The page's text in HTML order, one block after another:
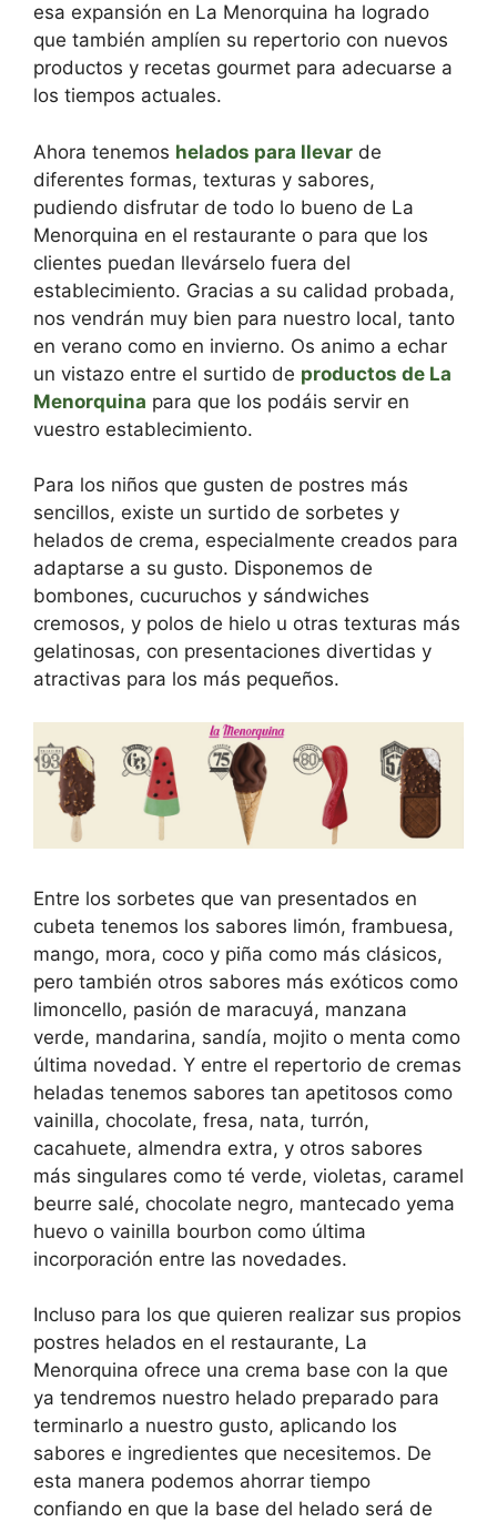
esa expansión en La Menorquina ha logrado
que también amplíen su repertorio con nuevos
productos y recetas gourmet para adecuarse a
los tiempos actuales.
Ahora tenemos helados para llevar de
diferentes formas, texturas y sabores,
pudiendo disfrutar de todo lo bueno de La
Menorquina en el restaurante o para que los
clientes puedan llevárselo fuera del
establecimiento. Gracias a su calidad probada,
nos vendrán muy bien para nuestro local, tanto
en verano como en invierno. Os animo a echar
un vistazo entre el surtido de productos de La
Menorquina para que los podáis servir en
vuestro establecimiento.
Para los niños que gusten de postres más
sencillos, existe un surtido de sorbetes y
helados de crema, especialmente creados para
adaptarse a su gusto. Disponemos de
bombones, cucuruchos y sándwiches
cremosos, y polos de hielo u otras texturas más
gelatinosas, con presentaciones divertidas y
atractivas para los más pequeños.
Entre los sorbetes que van presentados en
cubeta tenemos los sabores limón, frambuesa,
mango, mora, coco y piña como más clásicos,
pero también otros sabores más exóticos como
limoncello, pasión de maracuyá, manzana
verde, mandarina, sandía, mojito o menta como
última novedad. Y entre el repertorio de cremas
heladas tenemos sabores tan apetitosos como
vainilla, chocolate, fresa, nata, turrón,
cacahuete, almendra extra, y otros sabores
más singulares como té verde, violetas, caramel
beurre salé, chocolate negro, mantecado yema
huevo o vainilla bourbon como última
incorporación entre las novedades.
Incluso para los que quieren realizar sus propios
postres helados en el restaurante, La
Menorquina ofrece una crema base con la que
ya tendremos nuestro helado preparado para
terminarlo a nuestro gusto, aplicando los
sabores e ingredientes que necesitemos. De
esta manera podemos ahorrar tiempo
confiando en que la base del helado será de